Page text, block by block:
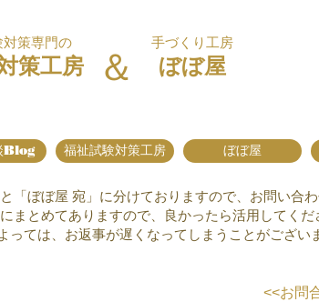
策専門の
策工房 ＆
手づくり工房
ぼぼ屋
Blog 福祉試験対策工房 ぼぼ屋
「ぼぼ屋 宛」に分けておりますので、お問い合
にまとめてありますので、良かったら活用してくだ
ては、お返事が遅くなってしまうことがござい
<<お問